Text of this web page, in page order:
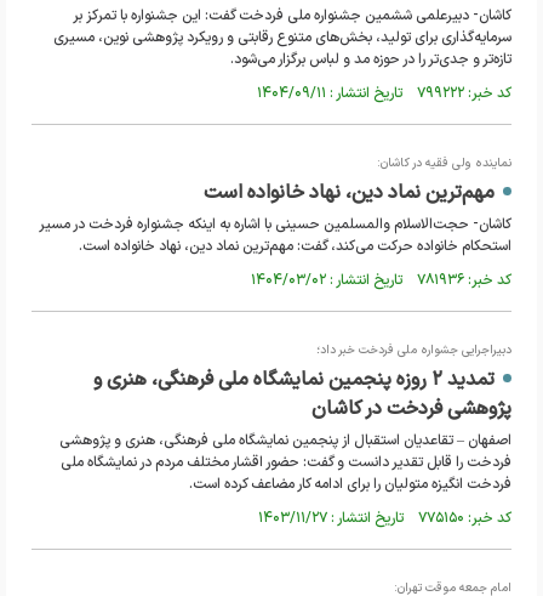
کاشان- دبیرعلمی ششمین جشنواره ملی فردخت گفت: این جشنواره با تمرکز بر
سرمایه‌گذاری برای تولید، بخش‌های متنوع رقابتی و رویکرد پژوهشی نوین، مسیری
تازه‌تر و جدی‌تر را در حوزه مد و لباس برگزار می‌شود.
کد خبر: ۷۹۹۲۲۲ تاریخ انتشار : ۱۴۰۴/۰۹/۱۱
نماینده ولی فقیه در کاشان:
مهم‌ترین نماد دین، نهاد خانواده است
کاشان- حجت‌الاسلام والمسلمین حسینی با اشاره به اینکه جشنواره فردخت در مسیر
استحکام خانواده حرکت می‌کند، گفت: مهم‌ترین نماد دین، نهاد خانواده است.
کد خبر: ۷۸۱۹۳۶ تاریخ انتشار : ۱۴۰۴/۰۳/۰۲
دبیراجرایی جشواره ملی فردخت خبر داد؛
تمدید ۲ روزه پنجمین نمایشگاه ملی فرهنگی، هنری و
پژوهشی فردخت در کاشان
اصفهان – تقاعدیان استقبال از پنجمین نمایشگاه ملی فرهنگی، هنری و پژوهشی
فردخت را قابل تقدیر دانست و گفت: حضور اقشار مختلف مردم در نمایشگاه ملی
فردخت انگیزه متولیان را برای ادامه کار مضاعف کرده است.
کد خبر: ۷۷۵۱۵۰ تاریخ انتشار : ۱۴۰۳/۱۱/۲۷
امام جمعه موقت تهران: